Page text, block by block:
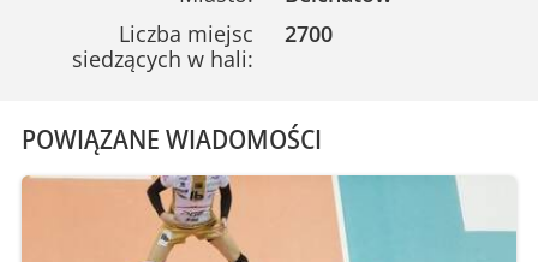
Liczba miejsc
siedzących w hali:
2700
POWIĄZANE WIADOMOŚCI